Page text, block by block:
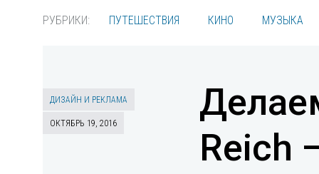
РУБРИКИ: ПУТЕШЕСТВИЯ КИНО МУЗЫКА
ДИЗАЙН И РЕКЛАМА
ОКТЯБРЬ 19, 2016
Reich